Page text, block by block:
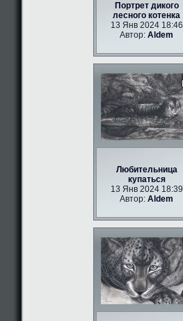
Портрет дикого
лесного котенка
13 Янв 2024 18:46
Автор:Aldem
Любительница
купаться
13 Янв 2024 18:39
Автор:Aldem